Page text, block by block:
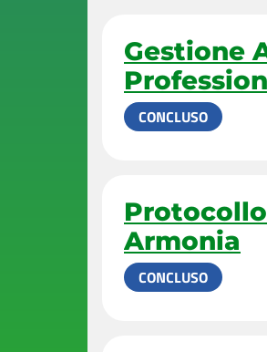
Gestione
CONCLUSO
Armonia
CONCLUSO